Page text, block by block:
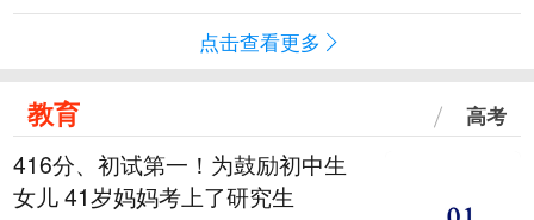
点击查看更多
教育 高考
416分、初试第一！为鼓励初中生
女儿 41岁妈妈考上了研究生